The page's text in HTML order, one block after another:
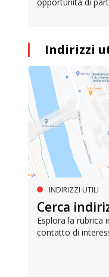
Indirizzi
INDIRIZZI UTILI
Cerca
Esplora la rubrica
contatto di